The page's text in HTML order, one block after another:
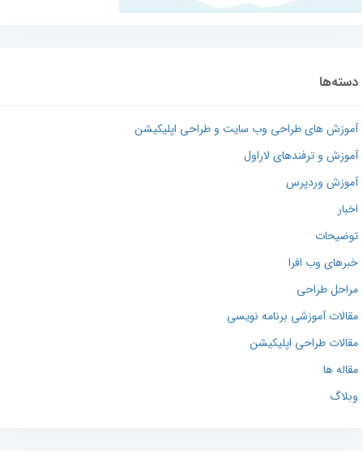
های طراحی وب سایت و طراحی اپلیکیشن
و ترفندهای لاراول
وردپرس
وب افرا
طراحی
آموزشی برنامه نویسی
طراحی اپلیکیشن
ها